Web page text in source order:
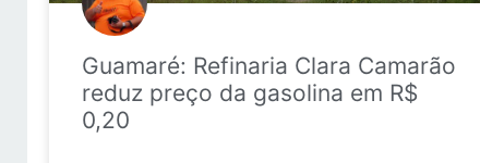
Guamaré: Refinaria Clara Camarão
reduz preço da gasolina em R$
0,20